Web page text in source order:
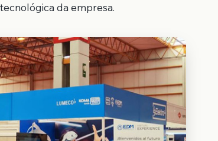
da empresa.